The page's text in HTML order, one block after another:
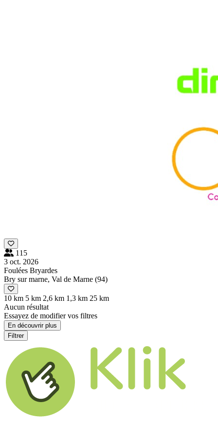
115
3 oct. 2026
Foulées Bryardes
Bry sur marne, Val de Marne (94)
10 km 5 km 2,6 km 1,3 km 25 km
Aucun résultat
Essayez de modifier vos filtres
En découvrir plus
Filtrer